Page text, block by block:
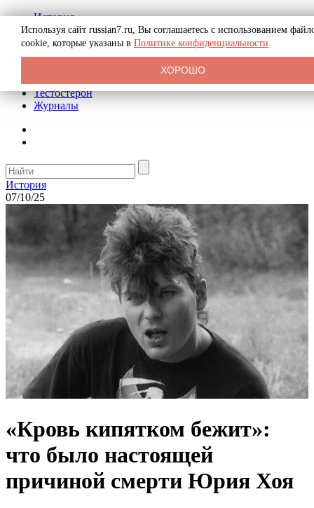
История
Биография
Криминал
Реклама на сайте
Тестостерон
Журналы
История
07/10/25
«Кровь кипятком бежит»:
что было настоящей
причиной смерти Юрия Хоя
Используя сайт russian7.ru, Вы соглашаетесь с использованием
cookie, которые указаны в Политике конфиденциальности
ХОРОШО